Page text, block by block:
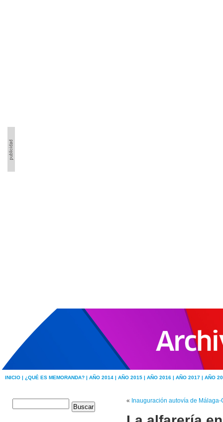
INICIO | ¿QUÉ ES MEMORANDA? | AÑO 2014 | AÑO 2015 | AÑO 2016 | AÑO 2017 | AÑO
« Inauguración autovía de